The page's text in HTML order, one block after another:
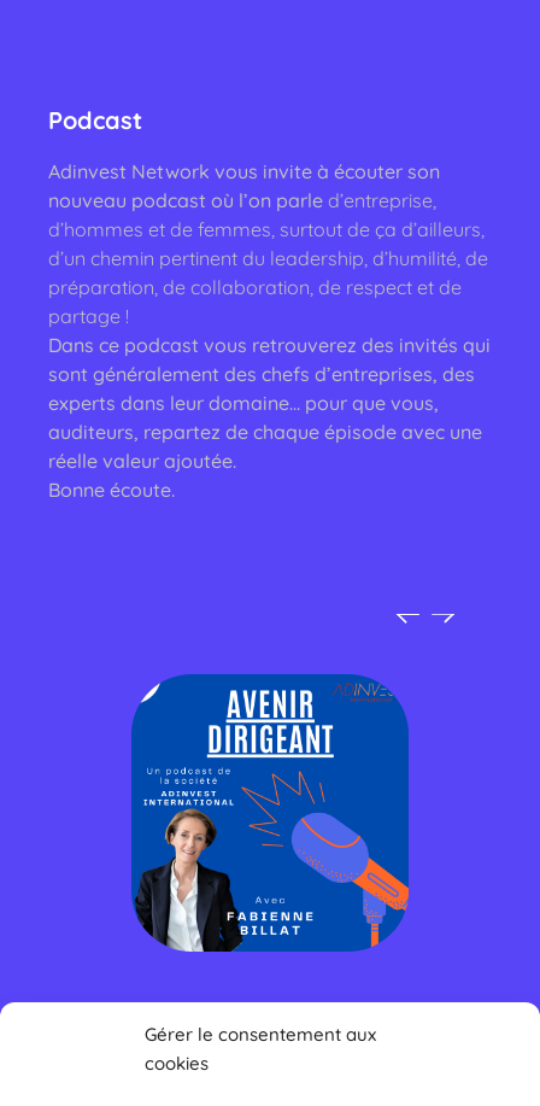
Gérer le consentement aux
cookies
Podcast
Adinvest Network vous invite à écouter son
nouveau podcast où l’on parle d’entreprise,
d’hommes et de femmes, surtout de ça d’ailleurs,
d’un chemin pertinent du leadership, d’humilité, de
préparation, de collaboration, de respect et de
partage !
Dans ce podcast vous retrouverez des invités qui
sont généralement des chefs d’entreprises, des
experts dans leur domaine… pour que vous,
auditeurs, repartez de chaque épisode avec une
réelle valeur ajoutée.
Bonne écoute.